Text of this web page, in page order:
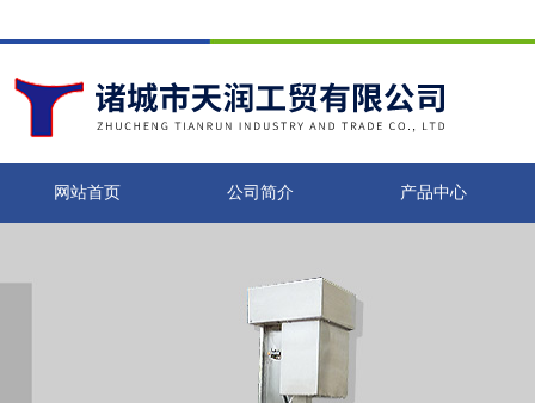
网站首页 公司简介 产品中心